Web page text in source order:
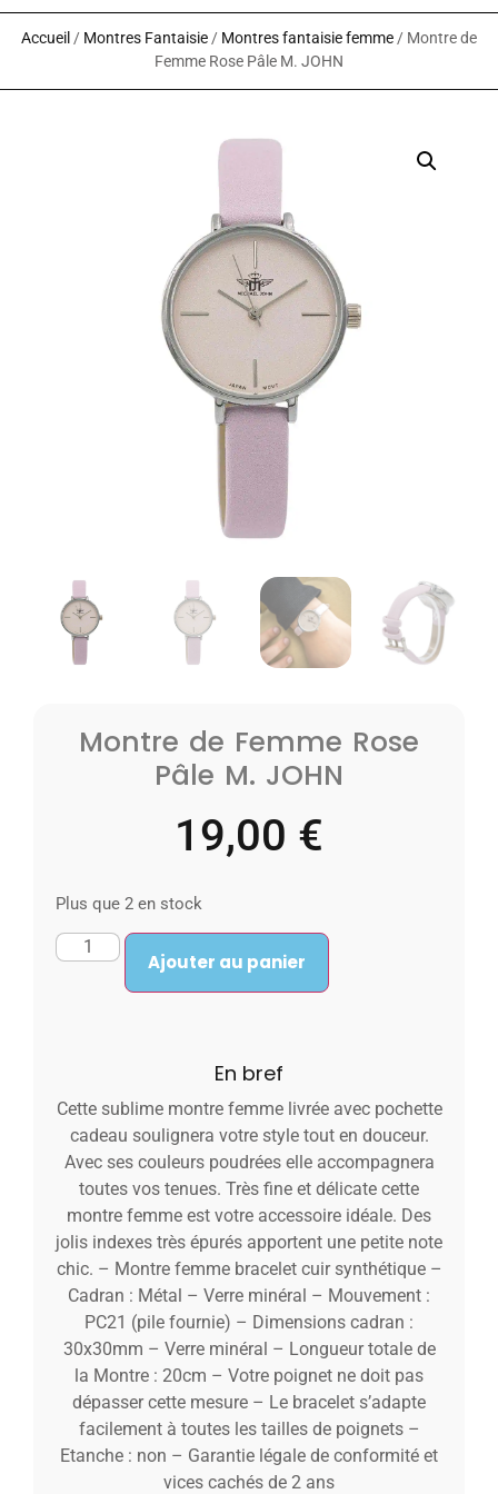
Accueil / Montres Fantaisie/ Montres fantaisie femme/ Montre de
Femme Rose Pâle M. JOHN
Montre de Femme Rose
Pâle M. JOHN
19,00 €
Plus que 2 en stock
Ajouter au panier
En bref
Cette sublime montre femme livrée avec pochette
cadeau soulignera votre style tout en douceur.
Avec ses couleurs poudrées elle accompagnera
toutes vos tenues. Très fine et délicate cette
montre femme est votre accessoire idéale. Des
jolis indexes très épurés apportent une petite note
chic. – Montre femme bracelet cuir synthétique –
Cadran : Métal – Verre minéral – Mouvement :
PC21 (pile fournie) – Dimensions cadran :
30x30mm – Verre minéral – Longueur totale de
la Montre : 20cm – Votre poignet ne doit pas
dépasser cette mesure – Le bracelet s’adapte
facilement à toutes les tailles de poignets –
Etanche : non – Garantie légale de conformité et
vices cachés de 2 ans